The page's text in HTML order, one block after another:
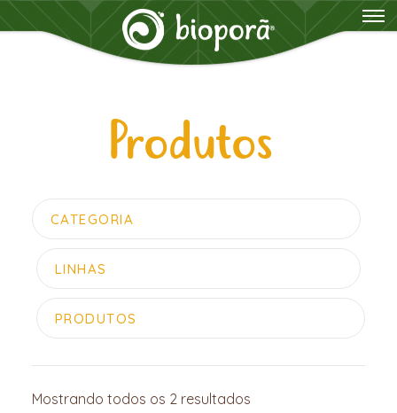
Produtos
Mostrando todos os 2 resultados